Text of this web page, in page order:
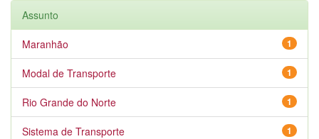
Assunto
1
Maranhão
1
Modal de Transporte
1
Rio Grande do Norte
1
Sistema de Transporte